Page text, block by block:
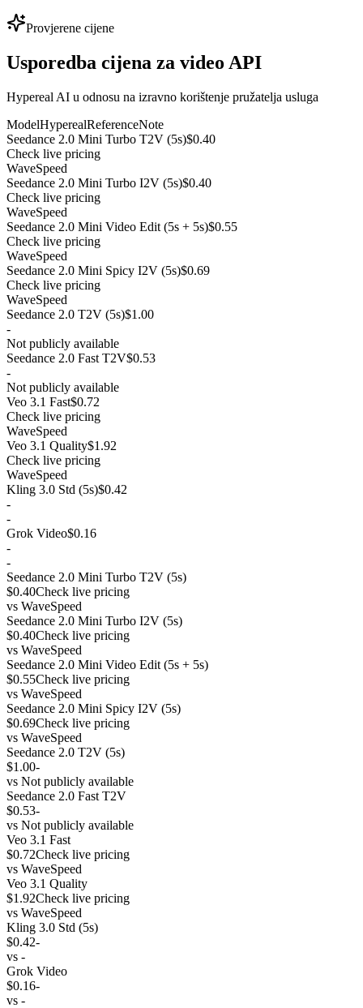
Provjerene cijene
Usporedba cijena za video API
Hypereal AI u odnosu na izravno korištenje pružatelja usluga
ModelHyperealReferenceNote
Seedance 2.0 Mini Turbo T2V (5s)$0.40
Check live pricing
WaveSpeed
Seedance 2.0 Mini Turbo I2V (5s)$0.40
Check live pricing
WaveSpeed
Seedance 2.0 Mini Video Edit (5s + 5s)$0.55
Check live pricing
WaveSpeed
Seedance 2.0 Mini Spicy I2V (5s)$0.69
Check live pricing
WaveSpeed
Seedance 2.0 T2V (5s)$1.00
-
Not publicly available
Seedance 2.0 Fast T2V$0.53
-
Not publicly available
Veo 3.1 Fast$0.72
Check live pricing
WaveSpeed
Veo 3.1 Quality$1.92
Check live pricing
WaveSpeed
Kling 3.0 Std (5s)$0.42
-
-
Grok Video$0.16
-
-
Seedance 2.0 Mini Turbo T2V (5s)
$0.40Check live pricing
vs WaveSpeed
Seedance 2.0 Mini Turbo I2V (5s)
$0.40Check live pricing
vs WaveSpeed
Seedance 2.0 Mini Video Edit (5s + 5s)
$0.55Check live pricing
vs WaveSpeed
Seedance 2.0 Mini Spicy I2V (5s)
$0.69Check live pricing
vs WaveSpeed
Seedance 2.0 T2V (5s)
$1.00-
vs Not publicly available
Seedance 2.0 Fast T2V
$0.53-
vs Not publicly available
Veo 3.1 Fast
$0.72Check live pricing
vs WaveSpeed
Veo 3.1 Quality
$1.92Check live pricing
vs WaveSpeed
Kling 3.0 Std (5s)
$0.42-
vs -
Grok Video
$0.16-
vs -